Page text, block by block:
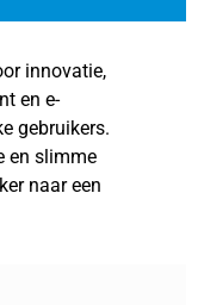
innovatie,
en e-
gebruikers.
en slimme
naar een